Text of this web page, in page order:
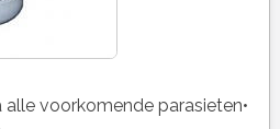
alle voorkomende parasieten•